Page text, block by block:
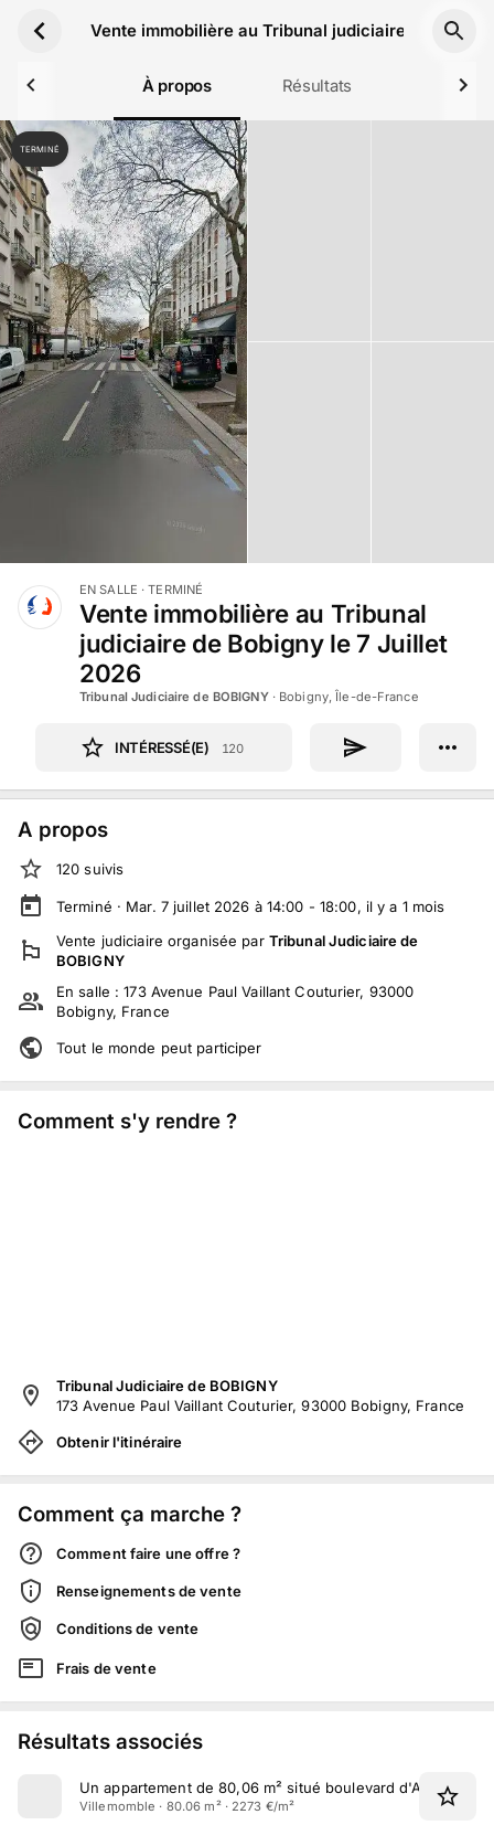
Vente immobilière au Tribunal judiciaire de
À propos Résultats
TERMINÉ
EN SALLE · TERMINÉ
Vente immobilière au Tribunal
judiciaire de Bobigny le 7 Juillet
2026
Tribunal Judiciaire de BOBIGNY· Bobigny, Île-de-France
INTÉRESSÉ(E) 120
A propos
120 suivis
Terminé · Mar. 7 juillet 2026 à 14:00 - 18:00, il y a 1 mois
Vente judiciaire organisée par Tribunal Judiciaire de
BOBIGNY
En salle :173 Avenue Paul Vaillant Couturier, 93000
Bobigny, France
Tout le monde peut participer
Comment s'y rendre ?
Tribunal Judiciaire de BOBIGNY
173 Avenue Paul Vaillant Couturier, 93000 Bobigny, France
Obtenir l'itinéraire
Comment ça marche ?
Comment faire une offre ?
Renseignements de vente
Conditions de vente
Frais de vente
Résultats associés
Un appartement de 80,06 m² situé boulevard d'Aulnay à
Villemomble · 80.06 m² · 2273 €/m²